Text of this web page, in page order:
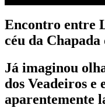
Encontro entre
céu da Chapada
Já imaginou
dos Veadeiros
aparentemente